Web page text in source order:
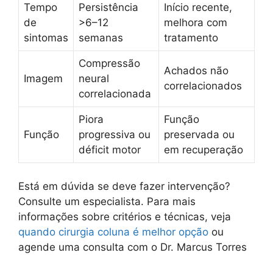
Tempo
de
sintomas
Persistência
>6–12
semanas
Início recente,
melhora com
tratamento
Imagem
Compressão
neural
correlacionada
Achados não
correlacionados
Função
Piora
progressiva ou
déficit motor
Função
preservada ou
em recuperação
Está em dúvida se deve fazer intervenção?
Consulte um especialista. Para mais
informações sobre critérios e técnicas, veja
quando cirurgia coluna é melhor opção ou
agende uma consulta com o Dr. Marcus Torres